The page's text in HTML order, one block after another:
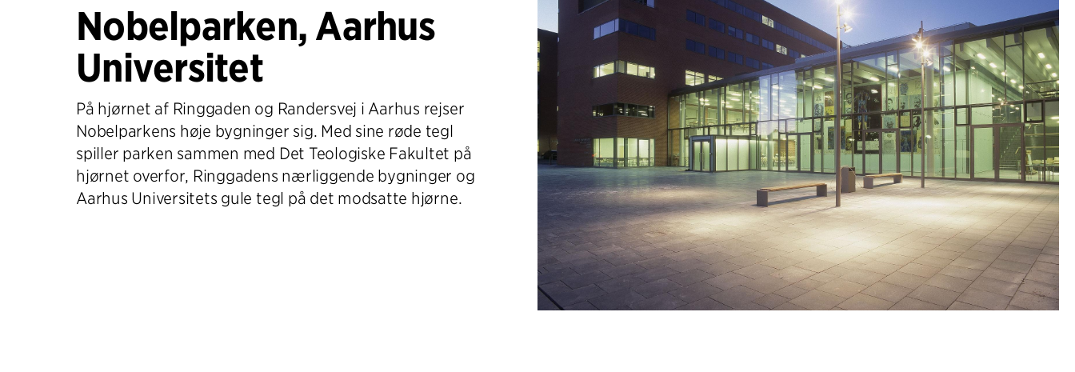
Nobelparken, Aarhus
Universitet
På hjørnet af Ringgaden og Randersvej i Aarhus rejser
Nobelparkens høje bygninger sig. Med sine røde tegl
spiller parken sammen med Det Teologiske Fakultet på
hjørnet overfor, Ringgadens nærliggende bygninger og
Aarhus Universitets gule tegl på det modsatte hjørne.